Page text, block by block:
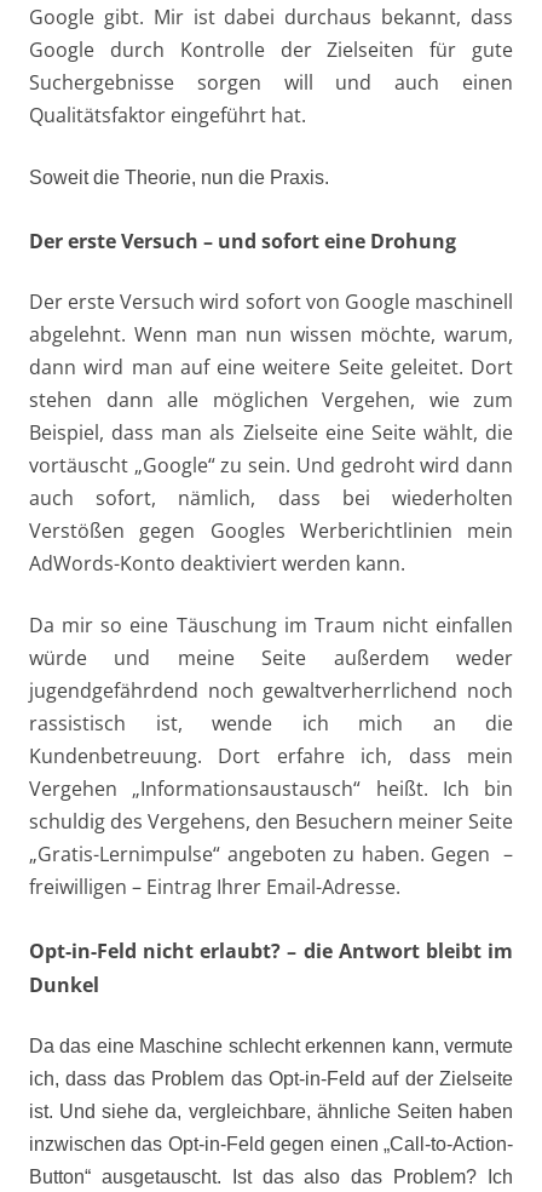
Google gibt. Mir ist dabei durchaus bekannt, dass
Google durch Kontrolle der Zielseiten für gute
Suchergebnisse sorgen will und auch einen
Qualitätsfaktor eingeführt hat.
Soweit die Theorie, nun die Praxis.
Der erste Versuch – und sofort eine Drohung
Der erste Versuch wird sofort von Google maschinell
abgelehnt. Wenn man nun wissen möchte, warum,
dann wird man auf eine weitere Seite geleitet. Dort
stehen dann alle möglichen Vergehen, wie zum
Beispiel, dass man als Zielseite eine Seite wählt, die
vortäuscht „Google“ zu sein. Und gedroht wird dann
auch sofort, nämlich, dass bei wiederholten
Verstößen gegen Googles Werberichtlinien mein
AdWords-Konto deaktiviert werden kann.
Da mir so eine Täuschung im Traum nicht einfallen
würde und meine Seite außerdem weder
jugendgefährdend noch gewaltverherrlichend noch
rassistisch ist, wende ich mich an die
Kundenbetreuung. Dort erfahre ich, dass mein
Vergehen „Informationsaustausch“ heißt. Ich bin
schuldig des Vergehens, den Besuchern meiner Seite
„Gratis-Lernimpulse“ angeboten zu haben. Gegen –
freiwilligen – Eintrag Ihrer Email-Adresse.
Opt-in-Feld nicht erlaubt? – die Antwort bleibt im
Dunkel
Da das eine Maschine schlecht erkennen kann, vermute
ich, dass das Problem das Opt-in-Feld auf der Zielseite
ist. Und siehe da, vergleichbare, ähnliche Seiten haben
inzwischen das Opt-in-Feld gegen einen „Call-to-Action-
Button“ ausgetauscht. Ist das also das Problem? Ich